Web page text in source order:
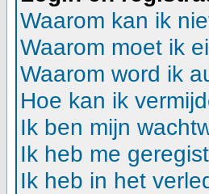
Waarom kan ik
Waarom moet ik
Waarom word ik
Hoe kan ik
Ik ben mijn
Ik heb me
Ik heb in het